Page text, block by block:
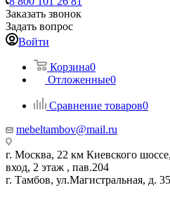
Заказать звонок
Задать вопрос
Войти
Корзина0
Отложенные0
Сравнение товаров0
mebeltambov@mail.ru
г. Москва, 22 км Киевского
вход, 2 этаж , пав.204
г. Тамбов, ул.Магистральная, д.